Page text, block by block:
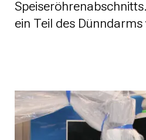
ein Teil des